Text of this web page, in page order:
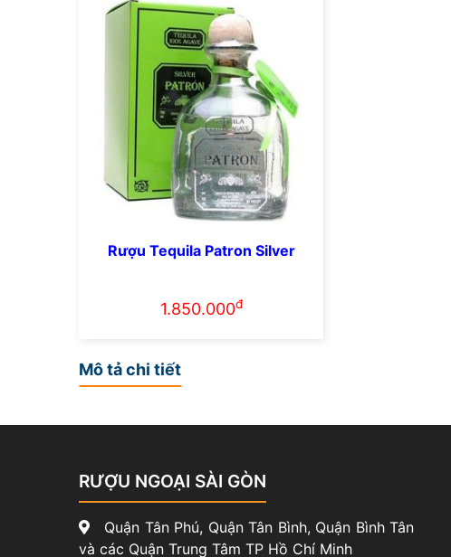
Rượu Tequila Patron Silver
1.850.000đ
Mô tả chi tiết
RƯỢU NGOẠI SÀI GÒN
Quận Tân Phú, Quận Tân Bình, Quận Bình Tân
và các Quận Trung Tâm TP Hồ Chí Minh